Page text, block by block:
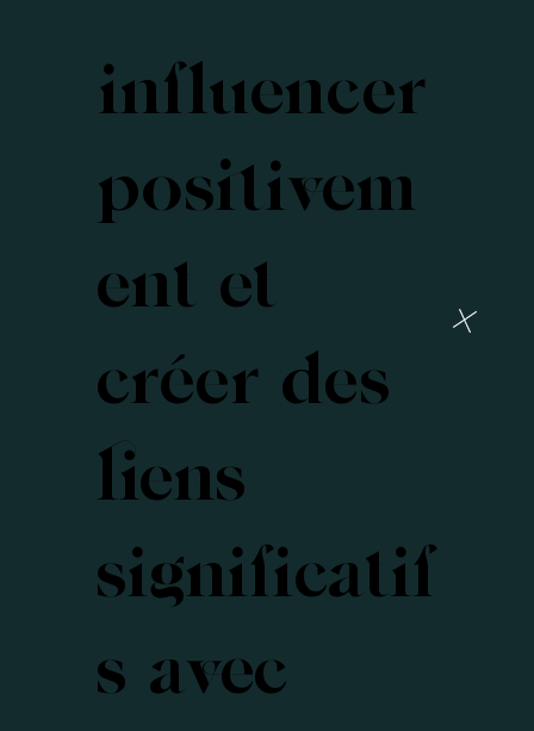
influencer
positivem
ent et
créer des
liens
significatif
s avec